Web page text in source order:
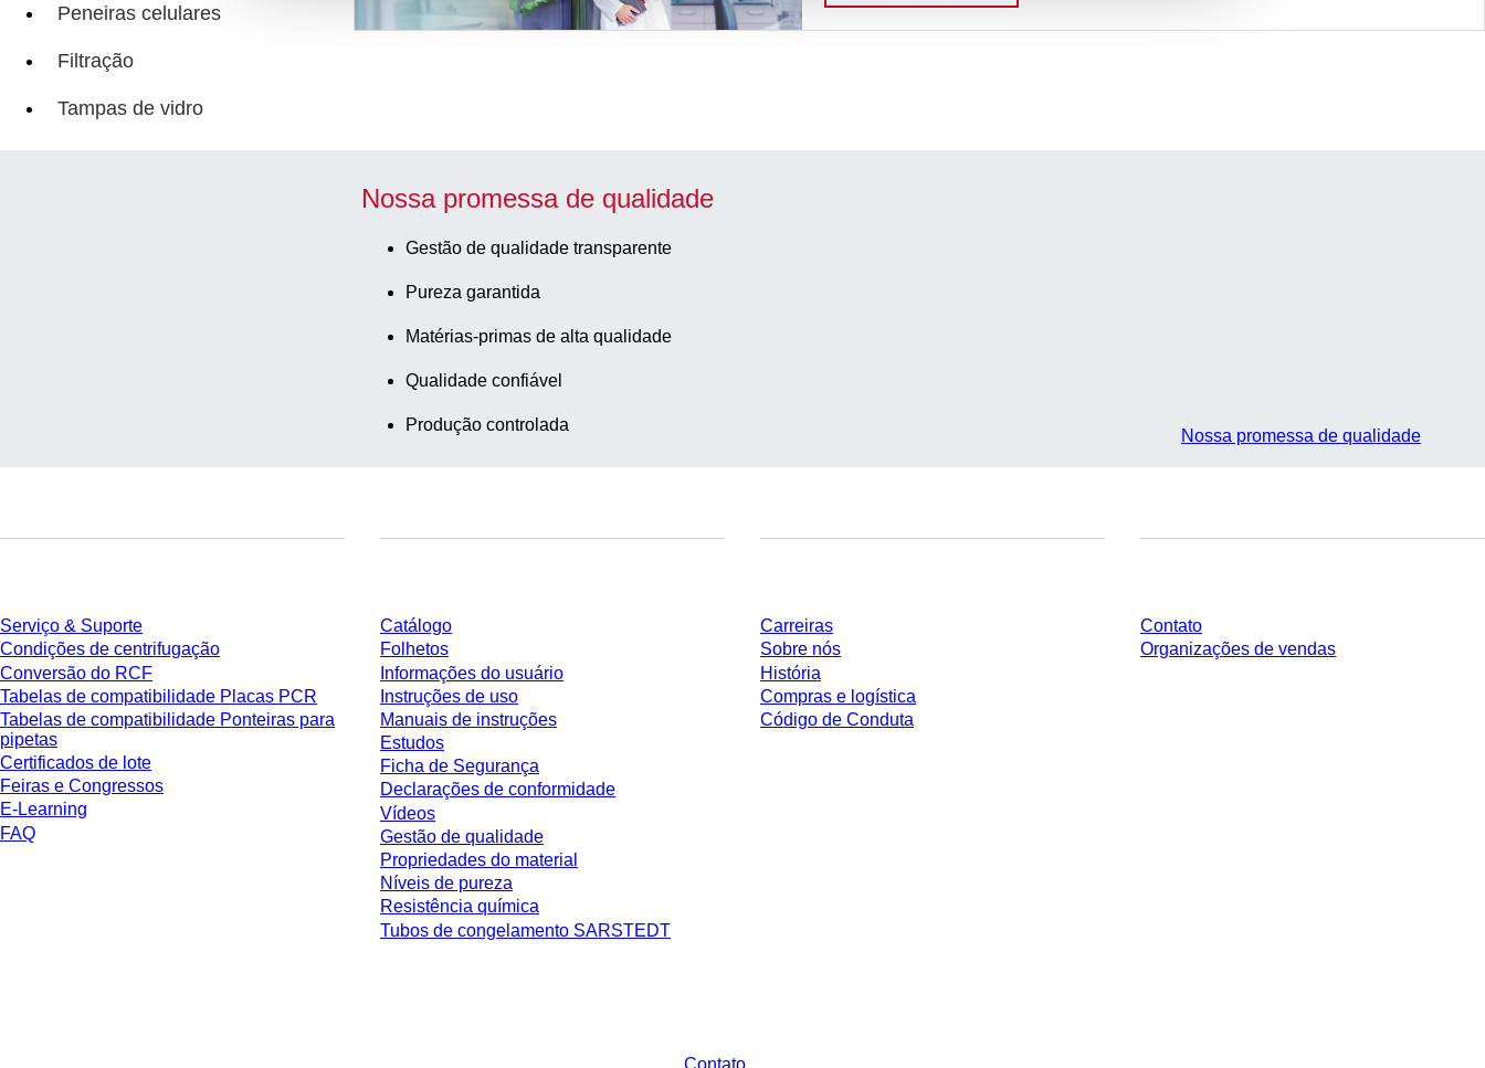
Peneiras celulares
Filtração
Tampas de vidro
Nossa promessa de qualidade
Gestão de qualidade transparente
Pureza garantida
Matérias-primas de alta qualidade
Qualidade confiável
Produção controlada
Nossa promessa de qualidade
Serviço & Suporte
Condições de centrifugação
Conversão do RCF
Tabelas de compatibilidade Placas PCR
Tabelas de compatibilidade Ponteiras para
pipetas
Certificados de lote
Feiras e Congressos
E-Learning
FAQ
Catálogo
Folhetos
Informações do usuário
Instruções de uso
Manuais de instruções
Estudos
Ficha de Segurança
Declarações de conformidade
Vídeos
Gestão de qualidade
Propriedades do material
Níveis de pureza
Resistência química
Tubos de congelamento SARSTEDT
Carreiras
Sobre nós
História
Compras e logística
Código de Conduta
Contato
Organizações de vendas